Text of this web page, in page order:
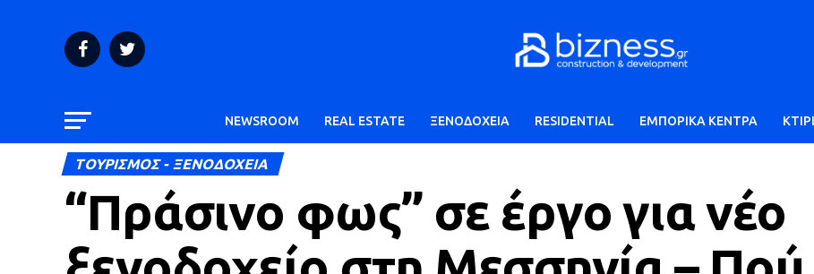
NEWSROOM REAL ESTATE ΞΕΝΟΔΟΧΕΙΑ RESIDENTIAL ΕΜΠΟΡΙΚΑ ΚΕΝΤΡΑ
ΤΟΥΡΙΣΜΟΣ - ΞΕΝΟΔΟΧΕΙΑ
“Πράσινο φως” σε έργο για νέο